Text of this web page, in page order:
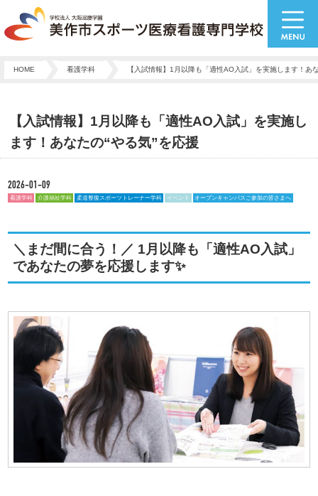
HOME 看護学科 【入試情報】1月以降も「適性AO入試」を実施します！あ
【入試情報】1月以降も「適性AO入試」を実施し
ます！あなたの“やる気”を応援
2026-01-09
看護学科 介護福祉学科 柔道整復スポーツトレーナー学科 イベント オープンキャンパスご参加の皆さまへ
＼まだ間に合う！／ 1月以降も「適性AO入試」
であなたの夢を応援します✨